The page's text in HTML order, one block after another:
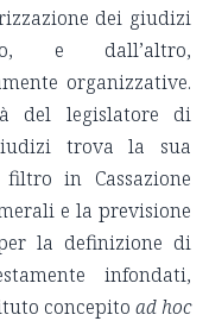
dei giudizi
e dall’altro,
organizzative.
del legislatore di
trova la sua
in Cassazione
e la previsione
la definizione di
infondati,
concepito ad hoc